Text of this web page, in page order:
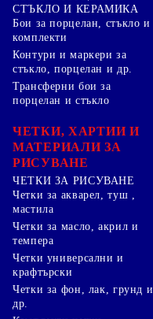
СТЪКЛО И КЕРАМИКА
Бои за порцелан, стъкло и
комплекти
Контури и маркери за
стъкло, порцелан и др.
Трансферни бои за
порцелан и стъкло
ЧЕТКИ, ХАРТИИ И
МАТЕРИАЛИ ЗА
РИСУВАНЕ
ЧЕТКИ ЗА РИСУВАНЕ
Четки за акварел, туш ,
мастила
Четки за масло, акрил и
темпера
Четки универсални и
крафтърски
Четки за фон, лак, грунд и
др.